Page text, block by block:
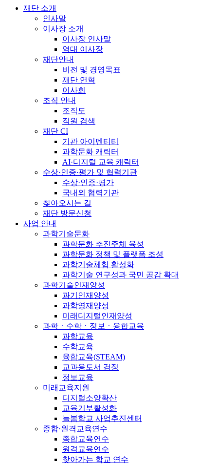
재단 소개
인사말
이사장 소개
이사장 인사말
역대 이사장
재단안내
비전 및 경영목표
재단 연혁
이사회
조직 안내
조직도
직원 검색
재단 CI
기관 아이덴티티
과학문화 캐릭터
AI·디지털 교육 캐릭터
수상·인증·평가 및 협력기관
수상·인증·평가
국내외 협력기관
찾아오시는 길
재단 방문신청
사업 안내
과학기술문화
과학문화 추진주체 육성
과학문화 정책 및 플랫폼 조성
과학기술체험 활성화
과학기술 연구성과 국민 공감 확대
과학기술인재양성
과기인재양성
과학영재양성
미래디지털인재양성
과학ㆍ수학ㆍ정보ㆍ융합교육
과학교육
수학교육
융합교육(STEAM)
교과용도서 검정
정보교육
미래교육지원
디지털소양확산
교육기부활성화
늘봄학교 사업추진센터
종합·원격교육연수
종합교육연수
원격교육연수
찾아가는 학교 연수